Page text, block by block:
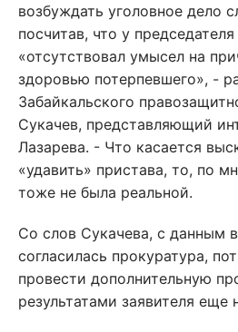
возбуждать уголовное дело
посчитав, что у
«отсутствовал умысел на
здоровью потерпевшего», -
Забайкальского
Сукачев, представляющий
Лазарева. - Что касается
«удавить» пристава, то, по
тоже не была реальной.
Со слов Сукачева, с данным
согласилась прокуратура,
провести дополнительную
результатами заявителя еще